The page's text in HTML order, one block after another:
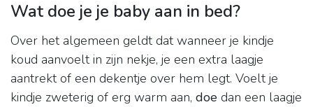
Wat doe je je baby aan in bed?
Over het algemeen geldt dat wanneer je kindje
koud aanvoelt in zijn nekje, je een extra laagje
aantrekt of een dekentje over hem legt. Voelt je
kindje zweterig of erg warm aan, doe dan een laagje